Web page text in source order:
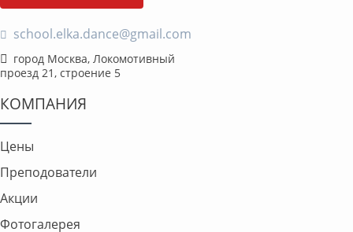
school.elka.dance@gmail.com
город Москва, Локомотивный
проезд 21, строение 5
КОМПАНИЯ
Цены
Преподователи
Акции
Фотогалерея